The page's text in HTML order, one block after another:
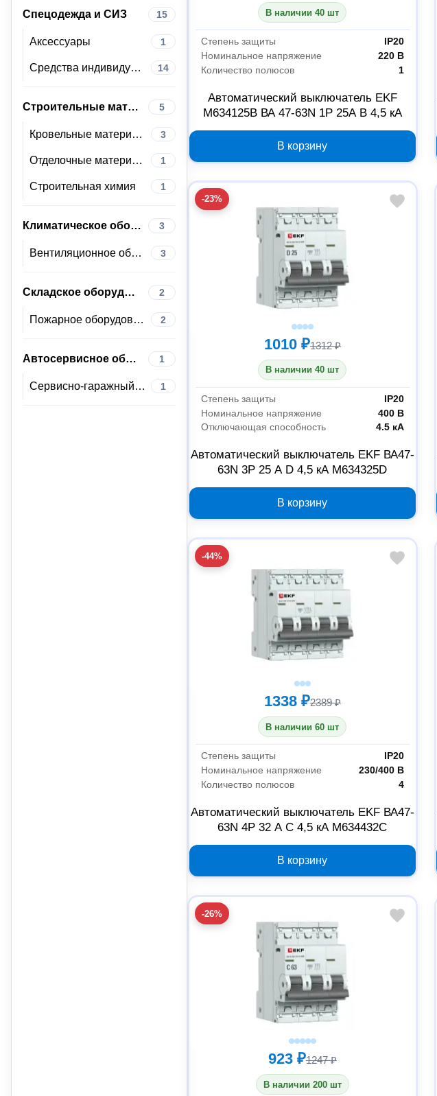
Спецодежда и СИЗ 15
Аксессуары 1
Средства индивидуальной защиты 14
Строительные материалы 5
Кровельные материалы 3
Отделочные материалы 1
Строительная химия 1
Климатическое оборудование 3
Вентиляционное оборудование 3
Складское оборудование 2
Пожарное оборудование 2
Автосервисное оборудование 1
Сервисно-гаражный инструмент 1
В наличии 40 шт
Степень защиты
IP20
Номинальное напряжение
220 В
Количество полюсов
1
Автоматический выключатель EKF
M634125B ВА 47-63N 1P 25А B 4,5 кА
В корзину
-23%
1010 ₽1312 ₽
В наличии 40 шт
Степень защиты
IP20
Номинальное напряжение
400 В
Отключающая способность
4.5 кА
Автоматический выключатель EKF ВА47-
63N 3P 25 А D 4,5 кА M634325D
В корзину
-44%
1338 ₽2389 ₽
В наличии 60 шт
Степень защиты
IP20
Номинальное напряжение
230/400 В
Количество полюсов
4
Автоматический выключатель EKF ВА47-
63N 4P 32 А C 4,5 кА M634432C
В корзину
-26%
923 ₽1247 ₽
В наличии 200 шт